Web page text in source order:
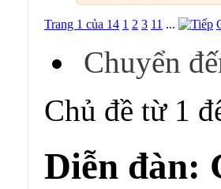
Trang 1 của 14 1 2 3 11 ...
Chuyển
Chủ đề từ 1
Diễn đàn: